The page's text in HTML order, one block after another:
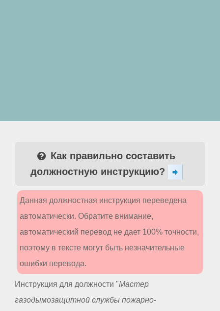
Как правильно составить
должностную инструкцию?
Данная должностная инструкция переведена
автоматически. Обратите внимание,
автоматический перевод не дает 100% точности,
поэтому в тексте могут быть незначительные
ошибки перевода.
Инструкция для должности "Мастер
газодымозащитной службы пожарно-